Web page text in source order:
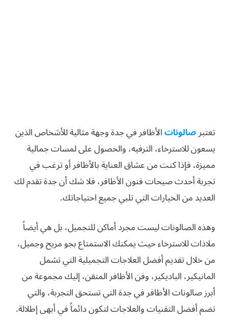
تعتبرصالوناتالأظافر في جدة وجهة مثالية للأشخاص الذين
يسعون للاسترخاء، الترفيه، والحصول على لمسات جمالية
مميزة، فإذا كنت من عشاق العناية بالأظافر أو ترغب في
تجربة أحدث صيحات فنون الأظافر، فلا شك أن جدة تقدم لك
العديد من الخيارات التي تلبي جميع احتياجاتك.
وهذه الصالونات ليست مجرد أماكن للتجميل، بل هي أيضاً
ملاذات للاسترخاء حيث يمكنك الاستمتاع بجو مريح وجميل،
من خلال تقديم أفضل العلاجات التجميلية التي تشمل
المانيكير، الباديكير، وفن الأظافر المتقن، إليك مجموعة من
أبرز صالونات الأظافر في جدة التي تستحق التجربة، والتي
تضم أفضل التقنيات والعلاجات لتكون دائماً في أبهى إطلالة.